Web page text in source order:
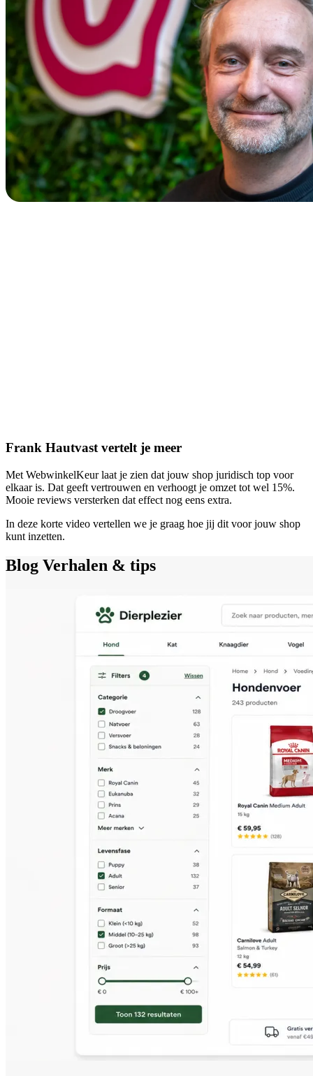
Frank Hautvast vertelt je meer
Met WebwinkelKeur laat je zien dat jouw shop juridisch top voor
elkaar is. Dat geeft vertrouwen en verhoogt je omzet tot wel 15%.
Mooie reviews versterken dat effect nog eens extra.
In deze korte video vertellen we je graag hoe jij dit voor jouw shop
kunt inzetten.
Blog Verhalen & tips